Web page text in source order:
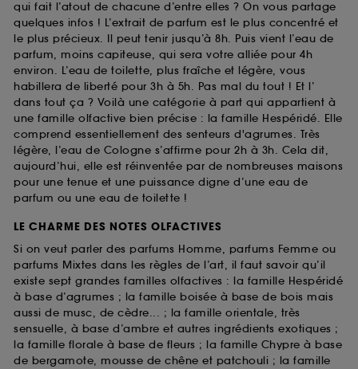
qui fait l’atout de chacune d’entre elles ? On vous partage
quelques infos ! L’extrait de parfum est le plus concentré et
le plus précieux. Il peut tenir jusqu’à 8h. Puis vient l’eau de
parfum, moins capiteuse, qui sera votre alliée pour 4h
environ. L’eau de toilette, plus fraîche et légère, vous
habillera de liberté pour 3h à 5h. Pas mal du tout ! Et l’
dans tout ça ? Voilà une catégorie à part qui appartient à
une famille olfactive bien précise : la famille Hespéridé. Elle
comprend essentiellement des senteurs d'agrumes. Très
légère, l’eau de Cologne s’affirme pour 2h à 3h. Cela dit,
aujourd’hui, elle est réinventée par de nombreuses maisons
pour une tenue et une puissance digne d’une eau de
parfum ou une eau de toilette !
LE CHARME DES NOTES OLFACTIVES
Si on veut parler des parfums Homme, parfums Femme ou
parfums Mixtes dans les règles de l’art, il faut savoir qu’il
existe sept grandes familles olfactives : la famille Hespéridé
à base d’agrumes ; la famille boisée à base de bois mais
aussi de musc, de cèdre... ; la famille orientale, très
sensuelle, à base d’ambre et autres ingrédients exotiques ;
la famille florale à base de fleurs ; la famille Chypre à base
de bergamote, mousse de chêne et patchouli ; la famille